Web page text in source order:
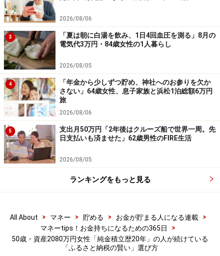
「まずは+5％（インフレヘッジ）を目指す。国の支援が
あるものには乗っかること。今からでも金は積み立てる
価値がある。ロボットアドバイザーは初期からポートフ
ォリオが完成するのでおすすめです」とのこと。
なお新NISAが始まってからは、「月10万円を新NISA、
月2万円をiDeCo、月8万円を金と銀。NISAはロボットア
ドバイザーが頑張る」と計画しているようです。
※皆さんの投資エピソードを募集中です
積立投資に関するエピソードの応募は
投資の成功体験エピソードの応募は
ーーーーーーーーーーーーーーーー
す
※エピソードは投稿者の当時のものです。現在とはサー
ビスや金額などの情報が異なることがございます
2026/08/06
3
「夏は朝に白湯を飲み、1日4回血圧を測る」8月の
電気代3万円・84歳女性の1人暮らし
2026/08/05
4
「年金から少しずつ貯め、神社へのお参りを欠か
さない」64歳女性、息子家族と浜松1泊総額6万円
旅
2026/08/06
5
支出月50万円「2年後はクルーズ船で世界一周。先
日支払いも済ませた」62歳男性のFIRE生活
2026/08/05
ランキングをもっと見る
All About > マネー > 貯める > お金が貯まる人になる連載
>
マネーtips！お金持ちになるための365日
>
50歳・資産2080万円女性「純金積立歴20年」の人が続けている
「ふるさと納税の賢い」選び方